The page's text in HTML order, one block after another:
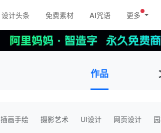
设计头条 免费素材 AI咒语
更多
作品
插画手绘 摄影艺术 UI设计 网页设计